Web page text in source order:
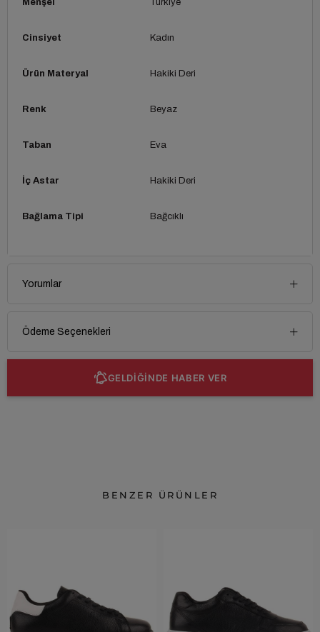
Menşei Türkiye
Cinsiyet Kadın
Ürün Materyal Hakiki Deri
Renk Beyaz
Taban Eva
İç Astar Hakiki Deri
Bağlama Tipi Bağcıklı
Yorumlar
Ödeme Seçenekleri
GELDİĞİNDE HABER VER
BENZER ÜRÜNLER